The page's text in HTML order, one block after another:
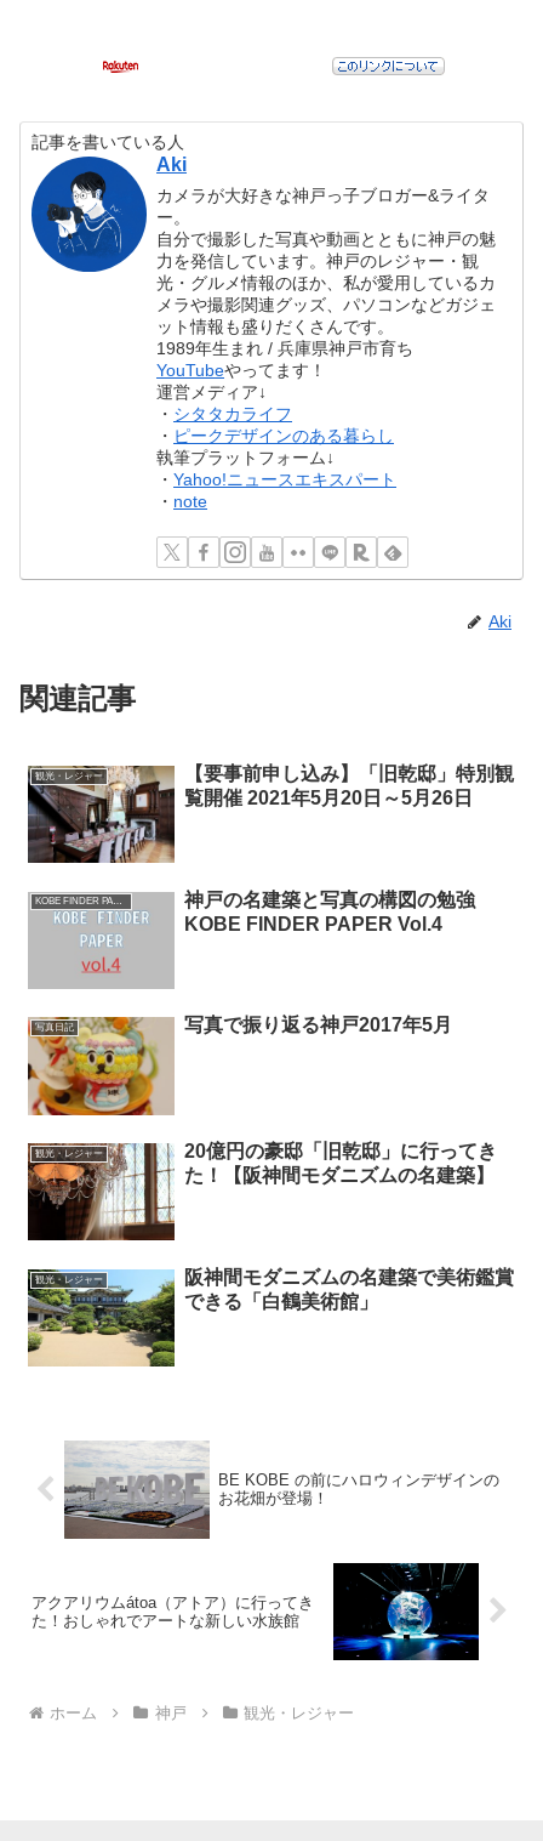
記事を書いている人
Aki
カメラが大好きな神戸っ子ブロガー&ライタ
ー。
自分で撮影した写真や動画とともに神戸の魅
力を発信しています。神戸のレジャー・観
光・グルメ情報のほか、私が愛用しているカ
メラや撮影関連グッズ、パソコンなどガジェ
ット情報も盛りだくさんです。
1989年生まれ / 兵庫県神戸市育ち
YouTubeやってます！
運営メディア↓
・ シタタカライフ
・ ピークデザインのある暮らし
執筆プラットフォーム↓
・Yahoo!ニュースエキスパート
・ note
Aki
関連記事
観光・レジャー
【要事前申し込み】「旧乾邸」特別観
覧開催 2021年5月20日～5月26日
KOBE FINDER PAPER
神戸の名建築と写真の構図の勉強
KOBE FINDER PAPER Vol.4
写真日記 写真で振り返る神戸2017年5月
観光・レジャー
20億円の豪邸「旧乾邸」に行ってき
た！【阪神間モダニズムの名建築】
観光・レジャー
阪神間モダニズムの名建築で美術鑑賞
できる「白鶴美術館」
BE KOBE の前にハロウィンデザインの
お花畑が登場！
アクアリウムátoa（アトア）に行ってき
た！おしゃれでアートな新しい水族館
ホーム 神戸 観光・レジャー